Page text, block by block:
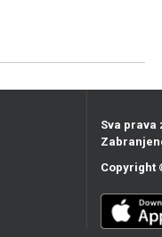
Sva prava
Copyright